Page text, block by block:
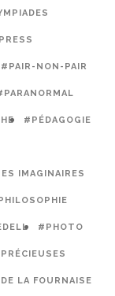
#PAIR-NON-PAIR
#PÉDAGOGIE
IMAGINAIRES
#PHOTO
LA FOURNAISE